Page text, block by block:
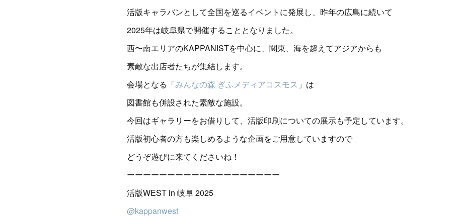
活版キャラバンとして全国を巡るイベントに発展し、昨年の広島に続いて
2025年は岐阜県で開催することとなりました。
西〜南エリアのKAPPANISTを中心に、関東、海を超えてアジアからも
素敵な出店者たちが集結します。
会場となる「みんなの森 ぎふメディアコスモス 」は
図書館も併設された素敵な施設。
今回はギャラリーをお借りして、活版印刷についての展示も予定しています。
活版初心者の方も楽しめるような企画をご用意していますので
どうぞ遊びに来てくださいね！
ーーーーーーーーーーーーーーーーーーー
活版WEST in 岐阜 2025
@kappanwest